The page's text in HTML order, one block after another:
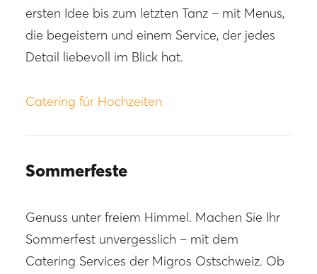
ersten Idee bis zum letzten Tanz – mit Menus,
die begeistern und einem Service, der jedes
Detail liebevoll im Blick hat.
Catering für Hochzeiten
Sommerfeste
Genuss unter freiem Himmel. Machen Sie Ihr
Sommerfest unvergesslich – mit dem
Catering Services der Migros Ostschweiz. Ob